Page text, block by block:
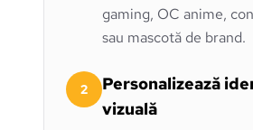
gaming, OC anime,
sau mascotă de brand.
2
Personalizează
vizuală